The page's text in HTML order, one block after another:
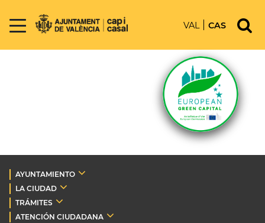
VAL CAS
AYUNTAMIENTO
LA CIUDAD
TRÁMITES
ATENCIÓN CIUDADANA